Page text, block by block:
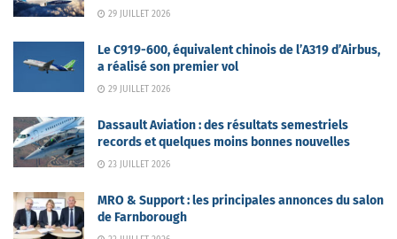
29 JUILLET 2026
Le C919-600, équivalent chinois de l’A319 d’Airbus,
a réalisé son premier vol
29 JUILLET 2026
Dassault Aviation : des résultats semestriels
records et quelques moins bonnes nouvelles
23 JUILLET 2026
MRO & Support : les principales annonces du salon
de Farnborough